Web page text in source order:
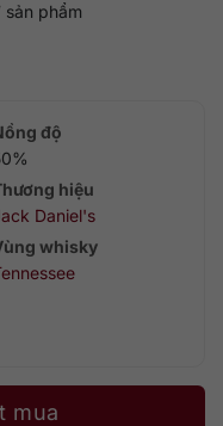
sản phẩm
độ
hiệu
Daniel's
whisky
mua